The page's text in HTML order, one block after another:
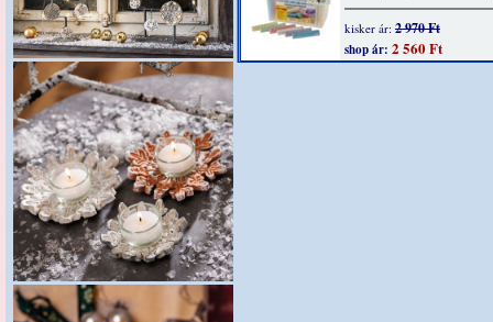
kisker ár: 2 970 Ft
shop ár: 2 560 Ft